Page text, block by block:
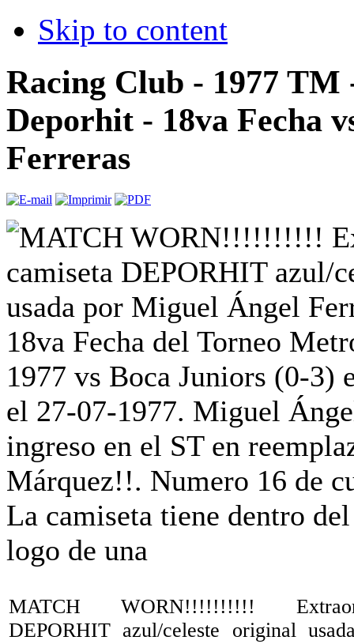
Skip to content
Racing Club - 1977 TM
Deporhit - 18va Fecha
Ferreras
MATCH WORN!!!!!!!!!!
DEPORHIT azul/celeste original